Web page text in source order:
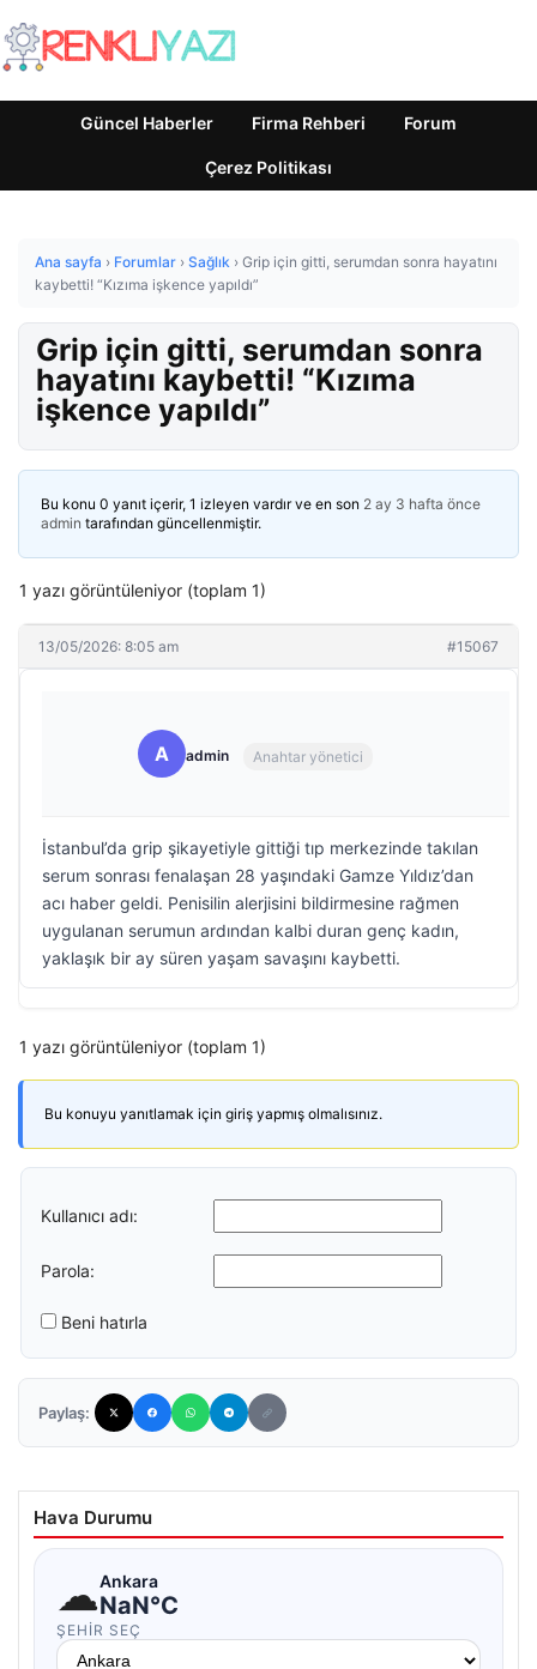
Güncel Haberler Firma Rehberi Forum
Çerez Politikası
Ana sayfa › Forumlar › Sağlık › Grip için gitti, serumdan sonra hayatını
kaybetti! “Kızıma işkence yapıldı”
Grip için gitti, serumdan sonra
hayatını kaybetti! “Kızıma
işkence yapıldı”
Bu konu 0 yanıt içerir, 1 izleyen vardır ve en son 2 ay 3 hafta önce
admin tarafından güncellenmiştir.
1 yazı görüntüleniyor (toplam 1)
13/05/2026: 8:05 am #15067
A admin Anahtar yönetici
İstanbul’da grip şikayetiyle gittiği tıp merkezinde takılan
serum sonrası fenalaşan 28 yaşındaki Gamze Yıldız’dan
acı haber geldi. Penisilin alerjisini bildirmesine rağmen
uygulanan serumun ardından kalbi duran genç kadın,
yaklaşık bir ay süren yaşam savaşını kaybetti.
1 yazı görüntüleniyor (toplam 1)
Bu konuyu yanıtlamak için giriş yapmış olmalısınız.
Kullanıcı adı:
Parola:
Beni hatırla
Paylaş:
Hava Durumu
☁Ankara
NaN°C
ŞEHIR SEÇ